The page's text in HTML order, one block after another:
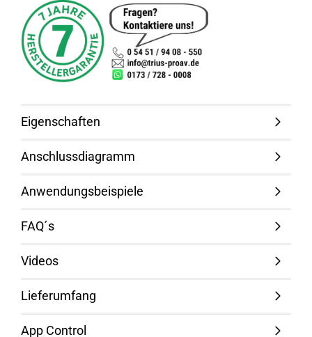
Eigenschaften
Anschlussdiagramm
Anwendungsbeispiele
FAQ´s
Videos
Lieferumfang
App Control